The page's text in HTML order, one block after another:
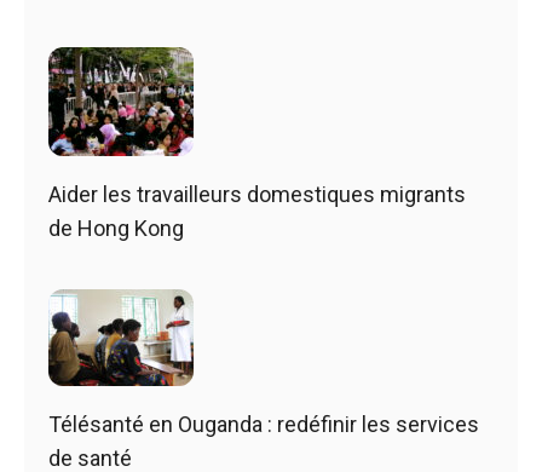
Aider les travailleurs domestiques migrants
de Hong Kong
Télésanté en Ouganda : redéfinir les services
de santé